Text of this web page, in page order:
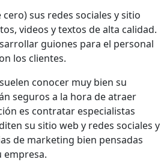
sus redes sociales y sitio
videos y textos de alta calidad.
guiones para el personal
los clientes.
conocer muy bien su
seguros a la hora de atraer
es contratar especialistas
su sitio web y redes sociales y
de marketing bien pensadas
empresa.